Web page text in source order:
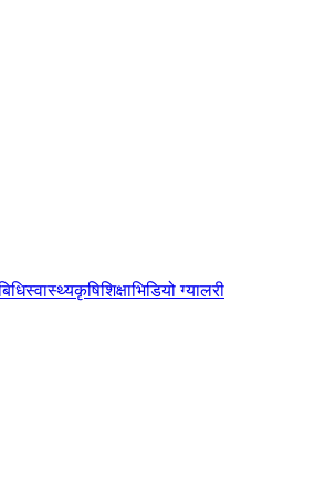
स्वास्थ्यकृषिशिक्षाभिडियो ग्यालरी